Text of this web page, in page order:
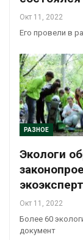
Окт 11, 2022
Его провели в
РАЗНОЕ
Экологи
Окт 11, 2022
Более 60
документ